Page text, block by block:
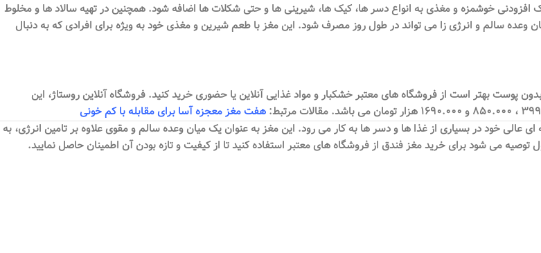
افزودنی خوشمزه و مغذی به انواع دسر ها، کیک ها، شیرینی ها و حتی شکلات ها اضافه شود. همچنین در تهیه سالاد ها و مخلوط
سالم و انرژی زا می تواند در طول روز مصرف شود. این مغز با طعم شیرین و مغذی خود به ویژه برای افرادی که به دنبال
پوست بهتر است از فروشگاه های معتبر خشکبار و مواد غذایی آنلاین یا حضوری خرید کنید. فروشگاه آنلاین روستاژ، این
هفت مغز معجزه‌ آسا برای مقابله با کم خونی
خود در بسیاری از غذا ها و دسر ها به کار می رود. این مغز به عنوان یک میان وعده سالم و مقوی علاوه بر تامین انرژی، به
می شود برای خرید مغز فندق از فروشگاه های معتبر استفاده کنید تا از کیفیت و تازه بودن آن اطمینان حاصل نمایید.